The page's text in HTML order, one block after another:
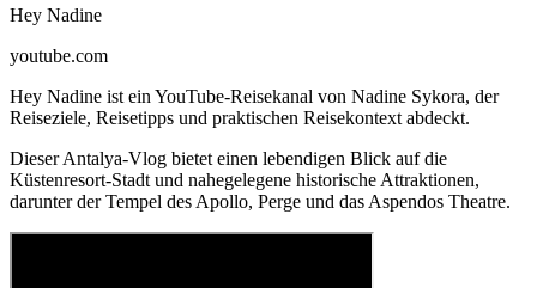
Hey Nadine
youtube.com
Hey Nadine ist ein YouTube-Reisekanal von Nadine Sykora, der
Reiseziele, Reisetipps und praktischen Reisekontext abdeckt.
Dieser Antalya-Vlog bietet einen lebendigen Blick auf die
Küstenresort-Stadt und nahegelegene historische Attraktionen,
darunter der Tempel des Apollo, Perge und das Aspendos Theatre.